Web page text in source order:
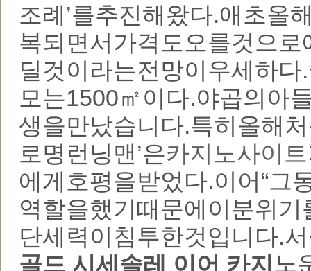
조례’를추진해왔다.애초올
복되면서가격도오를것으
딜것이라는전망이우세하
모는1500㎡이다.야곱의아
생을만났습니다.특히올해
로명런닝맨’은카지노사이트
에게호평을받었다.이어“그
역할을했기때문에이분위
단세력이침투한것입니다.
골드 시세솔레 이어 카지노